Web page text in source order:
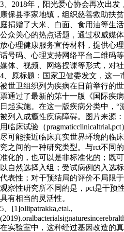
3、2018年，阳光爱心协会再次出
康保县李家地镇，组织慈善救助扶
庭捐赠了大米、白面、食用油等生
公众关心的热点话题，通过权威媒
放心理健康服务宣传材料，提供心
话号码、心理支持网络平台二维码
媒体、视频、网络授课等形式，对
4、原标题：国家卫健委发文，这一
被世卫组织列为疾病在日前举行的
票通过了最新的第十一版《国际疾
日起实施。在这一版疾病分类中，“
被列入成瘾性疾病障碍。图片来源
用临床试验（
尽可能接近临床真实世界环境的临
究之间的一种研究类型。与rct不同
准化的，也可以是非标准化的；既
以自然选择入组；受试病例的入选
代表性；对干预结局的评价不局限
观察性研究所不同的是，pct是干预
具有相当的灵活性。
5、[1]ollipatrakka,etal.,
在实验室中，这种经过基因改造的